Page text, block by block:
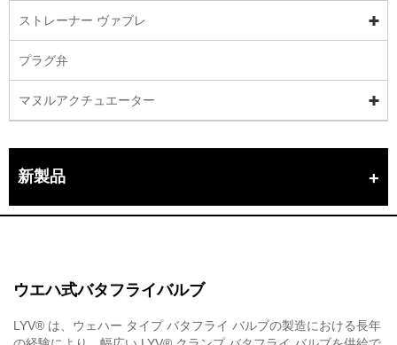
ストレーナー ヴァブレ
プラグ弁
マヌルアクチュエーター
新製品
ウエハ式バタフライバルブ
LYV® は、ウェハー タイプ バタフライ バルブの製造における長年